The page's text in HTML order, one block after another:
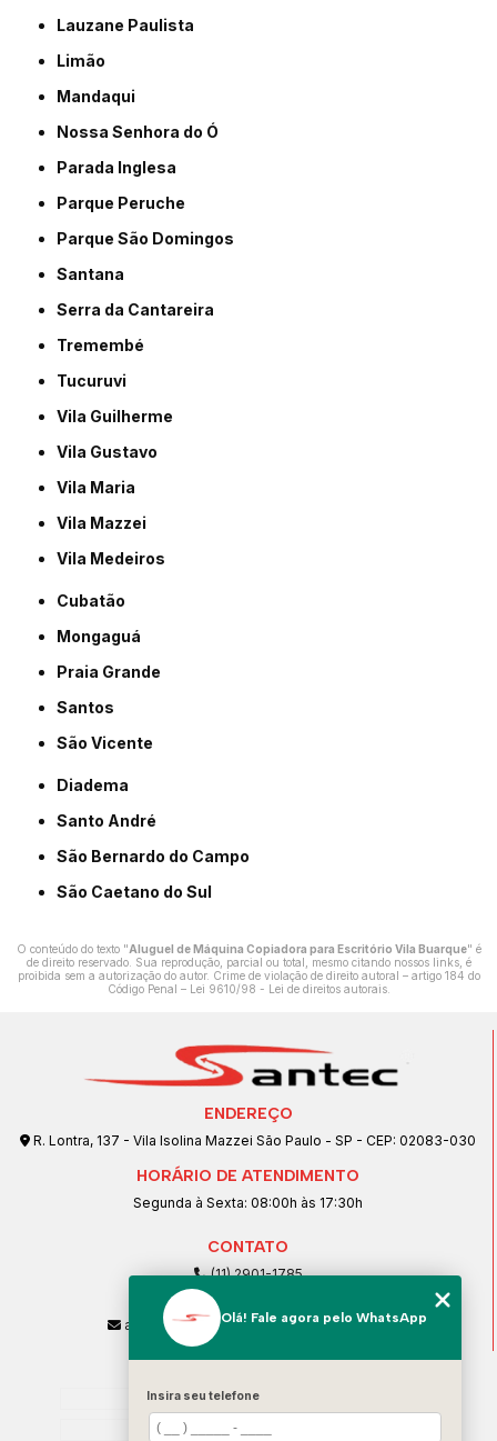
Lauzane Paulista
Limão
Mandaqui
Nossa Senhora do Ó
Parada Inglesa
Parque Peruche
Parque São Domingos
Santana
Serra da Cantareira
Tremembé
Tucuruvi
Vila Guilherme
Vila Gustavo
Vila Maria
Vila Mazzei
Vila Medeiros
Cubatão
Mongaguá
Praia Grande
Santos
São Vicente
Diadema
Santo André
São Bernardo do Campo
São Caetano do Sul
O conteúdo do texto "Aluguel de Máquina Copiadora para Escritório Vila Buarque" é
de direito reservado. Sua reprodução, parcial ou total, mesmo citando nossos links, é
proibida sem a autorização do autor. Crime de violação de direito autoral – artigo 184 do
Código Penal – Lei 9610/98 - Lei de direitos autorais.
ENDEREÇO
R. Lontra, 137 - Vila Isolina Mazzei São Paulo - SP - CEP: 02083-030
HORÁRIO DE ATENDIMENTO
Segunda à Sexta: 08:00h às 17:30h
CONTATO
(11) 2901-1785
(11) 99239-1832
atendimento@santeccopiadoras.com.br
Home
Empresa
Olá! Fale agora pelo WhatsApp
Insira seu telefone